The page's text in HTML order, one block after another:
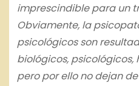
imprescindible para un
Obviamente, la
psicológicos son
biológicos, psicológicos,
pero por ello no dejan